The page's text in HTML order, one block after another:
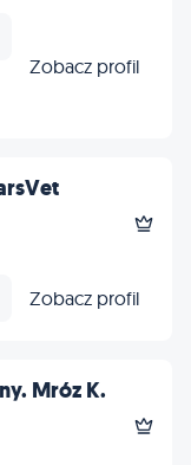
Zobacz profil
Zobacz profil
Mróz K.